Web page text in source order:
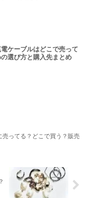
ケーブルはどこで売って
選び方と購入先まとめ
売ってる？どこで買う？販売